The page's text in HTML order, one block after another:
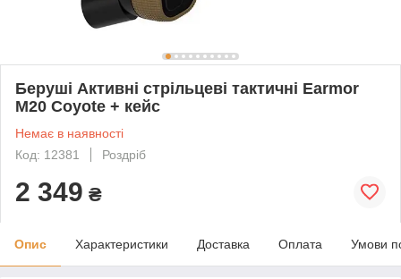
Беруші Активні стрільцеві тактичні Earmor
M20 Coyote + кейс
Немає в наявності
Код: 12381
Роздріб
2 349 ₴
Опис Характеристики Доставка Оплата Умови